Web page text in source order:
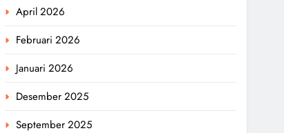
April 2026
Februari 2026
Januari 2026
Desember 2025
September 2025